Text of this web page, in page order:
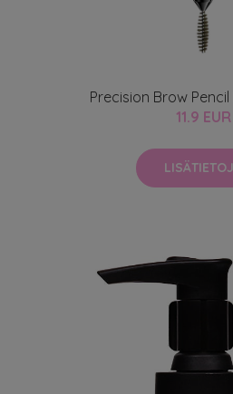
Precision Brow
11.9 EUR